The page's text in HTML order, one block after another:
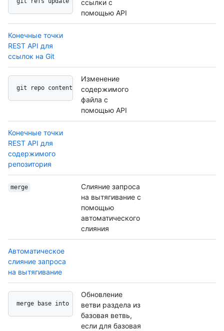
ссылки с
помощью API
Конечные точки
REST API для
ссылок на Git
git repo contents api
Изменение
содержимого
файла с
помощью API
Конечные точки
REST API для
содержимого
репозитория
merge
Слияние запроса
на вытягивание с
помощью
автоматического
слияния
Автоматическое
слияние запроса
на вытягивание
merge base into head
Обновление
ветви раздела из
базовая ветвь,
если для базовая